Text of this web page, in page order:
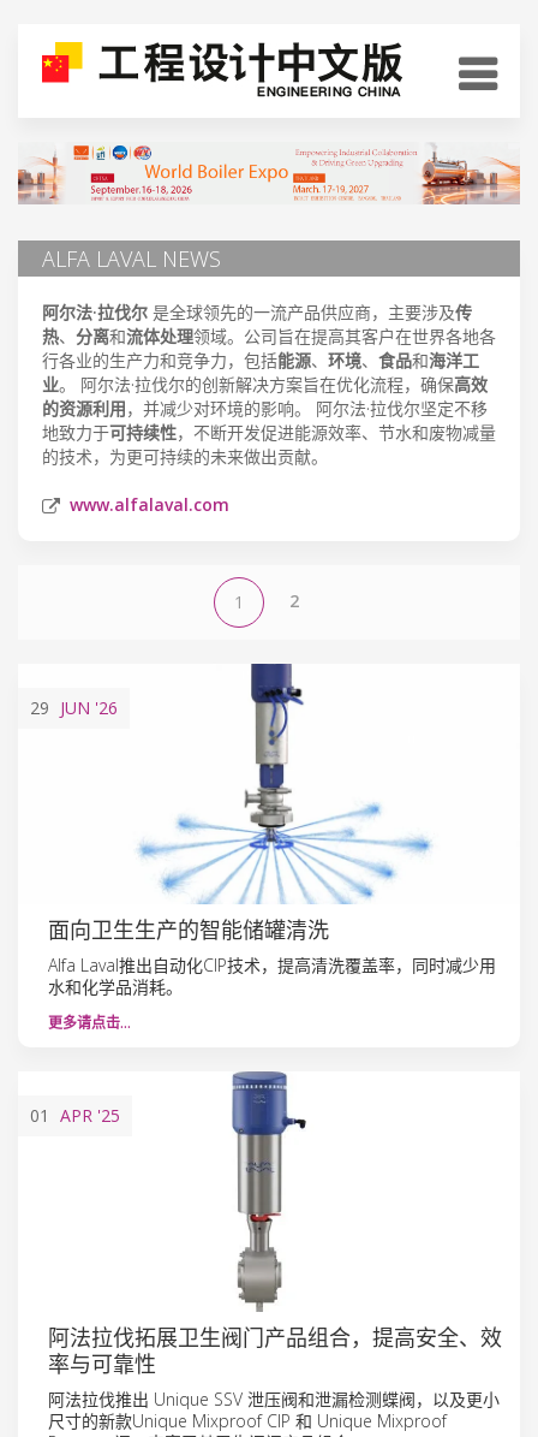
ALFA LAVAL NEWS
阿尔法·拉伐尔 是全球领先的一流产品供应商，主要涉及传
热、 分离和流体处理领域。公司旨在提高其客户在世界各地各
行各业的生产力和竞争力，包括能源、 环境、 食品和海洋工
业。 阿尔法·拉伐尔的创新解决方案旨在优化流程，确保高效
的资源利用，并减少对环境的影响。 阿尔法·拉伐尔坚定不移
地致力于可持续性，不断开发促进能源效率、节水和废物减量
的技术，为更可持续的未来做出贡献。
www.alfalaval.com
1 2
29 JUN '26
面向卫生生产的智能储罐清洗
Alfa Laval推出自动化CIP技术，提高清洗覆盖率，同时减少用
水和化学品消耗。
更多请点击…
01 APR '25
阿法拉伐拓展卫生阀门产品组合，提高安全、效
率与可靠性
阿法拉伐推出 Unique SSV 泄压阀和泄漏检测蝶阀，以及更小
尺寸的新款Unique Mixproof CIP 和 Unique Mixproof